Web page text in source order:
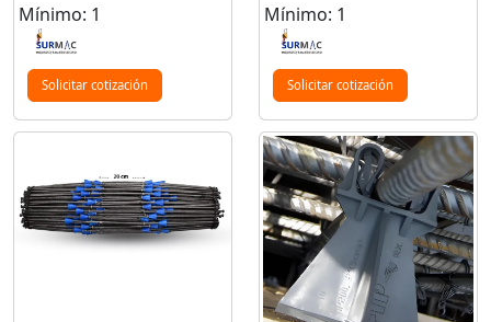
Mínimo: 1
Solicitar cotización
Mínimo: 1
Solicitar cotización